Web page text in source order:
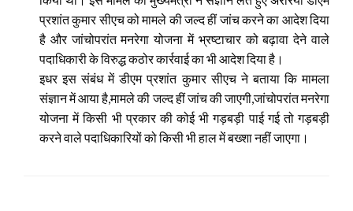
प्रशांत कुमार सीएच को मामले की जल्द हीं जांच करने का आदेश दिया
है और जांचोपरांत मनरेगा योजना में भ्रष्टाचार को बढ़ावा देने वाले
पदाधिकारी के विरुद्ध कठोर कार्रवाई का भी आदेश दिया है।
इधर इस संबंध में डीएम प्रशांत कुमार सीएच ने बताया कि मामला
संज्ञान में आया है,मामले की जल्द हीं जांच की जाएगी,जांचोपरांत मनरेगा
योजना में किसी भी प्रकार की कोई भी गड़बड़ी पाई गई तो गड़बड़ी
करने वाले पदाधिकारियों को किसी भी हाल में बख्शा नहीं जाएगा।